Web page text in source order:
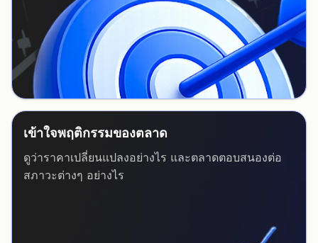
เข้าใจพฤติกรรมของตลาด
ดูว่าราคาเปลี่ยนแปลงอย่างไร และตลาดตอบสนองต่อ
สภาวะต่างๆ อย่างไร